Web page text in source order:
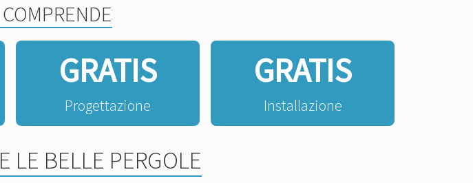
GRATIS
Progettazione
GRATIS
Installazione
LE BELLE PERGOLE